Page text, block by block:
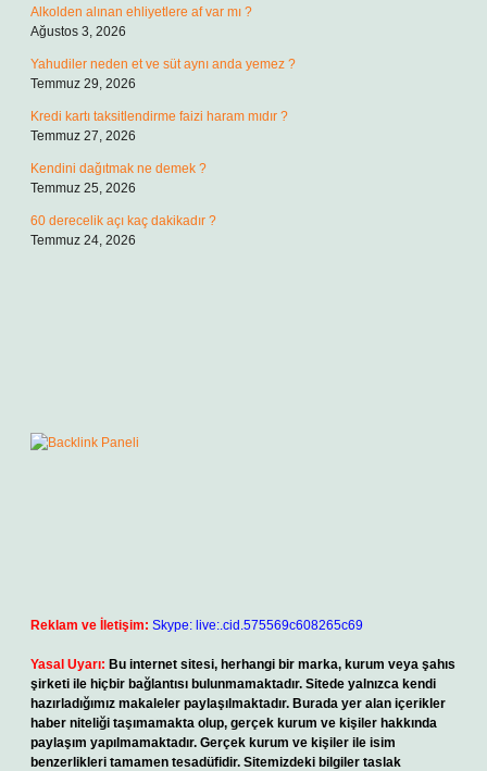
Alkolden alınan ehliyetlere af var mı ?
Ağustos 3, 2026
Yahudiler neden et ve süt aynı anda yemez ?
Temmuz 29, 2026
Kredi kartı taksitlendirme faizi haram mıdır ?
Temmuz 27, 2026
Kendini dağıtmak ne demek ?
Temmuz 25, 2026
60 derecelik açı kaç dakikadır ?
Temmuz 24, 2026
Reklam ve İletişim: Skype: live:.cid.575569c608265c69
Yasal Uyarı: Bu internet sitesi, herhangi bir marka, kurum veya şahıs
şirketi ile hiçbir bağlantısı bulunmamaktadır. Sitede yalnızca kendi
hazırladığımız makaleler paylaşılmaktadır. Burada yer alan içerikler
haber niteliği taşımamakta olup, gerçek kurum ve kişiler hakkında
paylaşım yapılmamaktadır. Gerçek kurum ve kişiler ile isim
benzerlikleri tamamen tesadüfidir. Sitemizdeki bilgiler taslak